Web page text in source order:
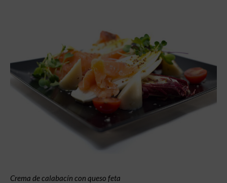
Crema de calabacín con queso feta